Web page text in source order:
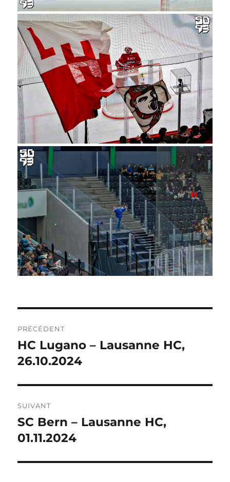
DE
L’ARTICLE
PRÉCÉDENT
Publication
précédente :
HC Lugano – Lausanne HC,
26.10.2024
SUIVANT
Publication
suivante :
SC Bern – Lausanne HC,
01.11.2024